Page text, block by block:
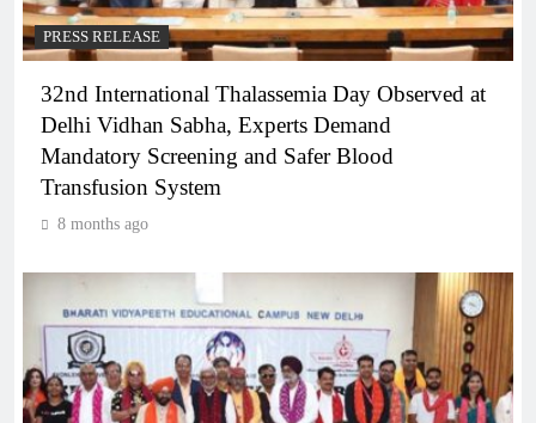
PRESS RELEASE
32nd International Thalassemia Day Observed at
Delhi Vidhan Sabha, Experts Demand
Mandatory Screening and Safer Blood
Transfusion System
8 months ago